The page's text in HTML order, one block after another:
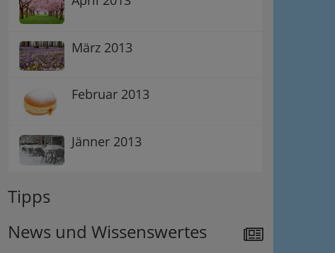
März 2013
Februar 2013
Jänner 2013
Tipps
News und Wissenswertes